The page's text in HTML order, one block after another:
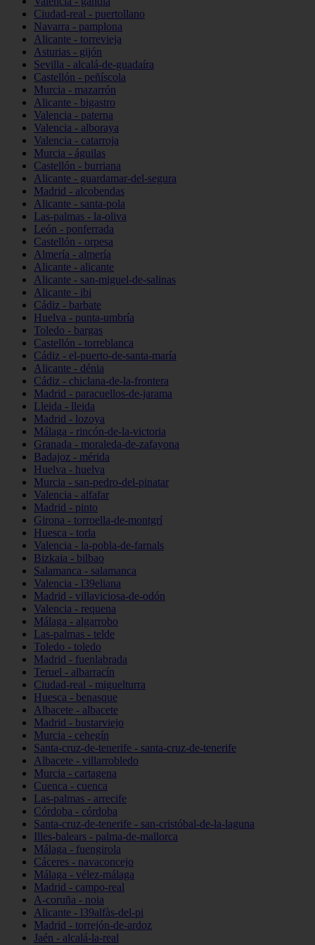
Ciudad-real - puertollano
Navarra - pamplona
Alicante - torrevieja
Asturias - gijón
Sevilla - alcalá-de-guadaíra
Castellón - peñíscola
Murcia - mazarrón
Alicante - bigastro
Valencia - paterna
Valencia - alboraya
Valencia - catarroja
Murcia - águilas
Castellón - burriana
Alicante - guardamar-del-segura
Madrid - alcobendas
Alicante - santa-pola
Las-palmas - la-oliva
León - ponferrada
Castellón - orpesa
Almería - almería
Alicante - alicante
Alicante - san-miguel-de-salinas
Alicante - ibi
Cádiz - barbate
Huelva - punta-umbría
Toledo - bargas
Castellón - torreblanca
Cádiz - el-puerto-de-santa-maría
Alicante - dénia
Cádiz - chiclana-de-la-frontera
Madrid - paracuellos-de-jarama
Lleida - lleida
Madrid - lozoya
Málaga - rincón-de-la-victoria
Granada - moraleda-de-zafayona
Badajoz - mérida
Huelva - huelva
Murcia - san-pedro-del-pinatar
Valencia - alfafar
Madrid - pinto
Girona - torroella-de-montgrí
Huesca - torla
Valencia - la-pobla-de-farnals
Bizkaia - bilbao
Salamanca - salamanca
Valencia - l39eliana
Madrid - villaviciosa-de-odón
Valencia - requena
Málaga - algarrobo
Las-palmas - telde
Toledo - toledo
Madrid - fuenlabrada
Teruel - albarracín
Ciudad-real - miguelturra
Huesca - benasque
Albacete - albacete
Madrid - bustarviejo
Murcia - cehegín
Santa-cruz-de-tenerife - santa-cruz-de-tenerife
Albacete - villarrobledo
Murcia - cartagena
Cuenca - cuenca
Las-palmas - arrecife
Córdoba - córdoba
Santa-cruz-de-tenerife - san-cristóbal-de-la-laguna
Illes-balears - palma-de-mallorca
Málaga - fuengirola
Cáceres - navaconcejo
Málaga - vélez-málaga
Madrid - campo-real
A-coruña - noia
Alicante - l39alfàs-del-pi
Madrid - torrejón-de-ardoz
Jaén - alcalá-la-real